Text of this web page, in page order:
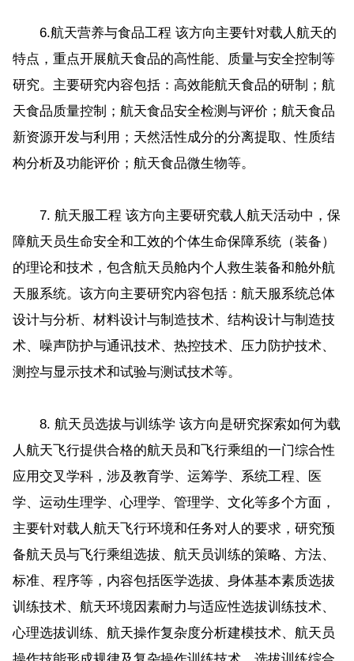
6.航天营养与食品工程 该方向主要针对载人航天的
特点，重点开展航天食品的高性能、质量与安全控制等
研究。主要研究内容包括：高效能航天食品的研制；航
天食品质量控制；航天食品安全检测与评价；航天食品
新资源开发与利用；天然活性成分的分离提取、性质结
构分析及功能评价；航天食品微生物等。
7. 航天服工程 该方向主要研究载人航天活动中，保
障航天员生命安全和工效的个体生命保障系统（装备）
的理论和技术，包含航天员舱内个人救生装备和舱外航
天服系统。该方向主要研究内容包括：航天服系统总体
设计与分析、材料设计与制造技术、结构设计与制造技
术、噪声防护与通讯技术、热控技术、压力防护技术、
测控与显示技术和试验与测试技术等。
8. 航天员选拔与训练学 该方向是研究探索如何为载
人航天飞行提供合格的航天员和飞行乘组的一门综合性
应用交叉学科，涉及教育学、运筹学、系统工程、医
学、运动生理学、心理学、管理学、文化等多个方面，
主要针对载人航天飞行环境和任务对人的要求，研究预
备航天员与飞行乘组选拔、航天员训练的策略、方法、
标准、程序等，内容包括医学选拔、身体基本素质选拔
训练技术、航天环境因素耐力与适应性选拔训练技术、
心理选拔训练、航天操作复杂度分析建模技术、航天员